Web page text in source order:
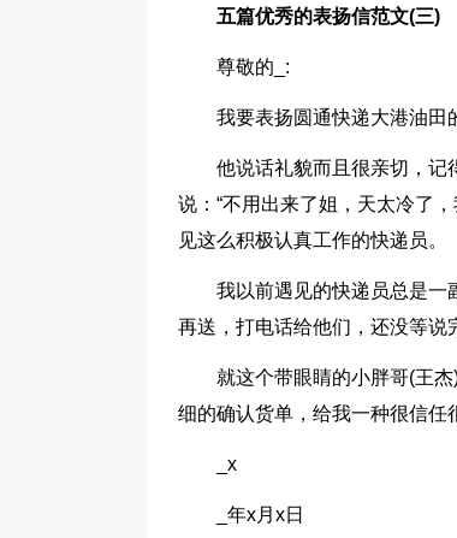
五篇优秀的表扬信范文(三)
尊敬的_:
我要表扬圆通快递大港油田
他说话礼貌而且很亲切，记
说：“不用出来了姐，天太冷了
见这么积极认真工作的快递员。
我以前遇见的快递员总是一
再送，打电话给他们，还没等说
就这个带眼睛的小胖哥(王
细的确认货单，给我一种很信任
_x
_年x月x日